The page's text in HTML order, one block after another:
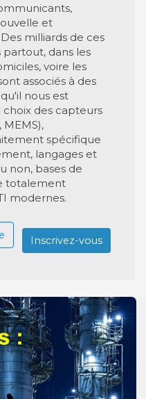
et
milliards de ces
dans les
voire les
associés à des
nous est
choix des capteurs
MEMS),
spécifique
langages et
non, bases de
totalement
modernes.
Inscrivez-vous